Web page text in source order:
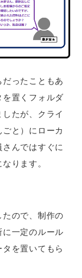
ったこともあ
を置くフォルダ
たが、クライ
と）にローカ
んではすぐに
ります。
ので、制作の
一定のルール
を置いてもら